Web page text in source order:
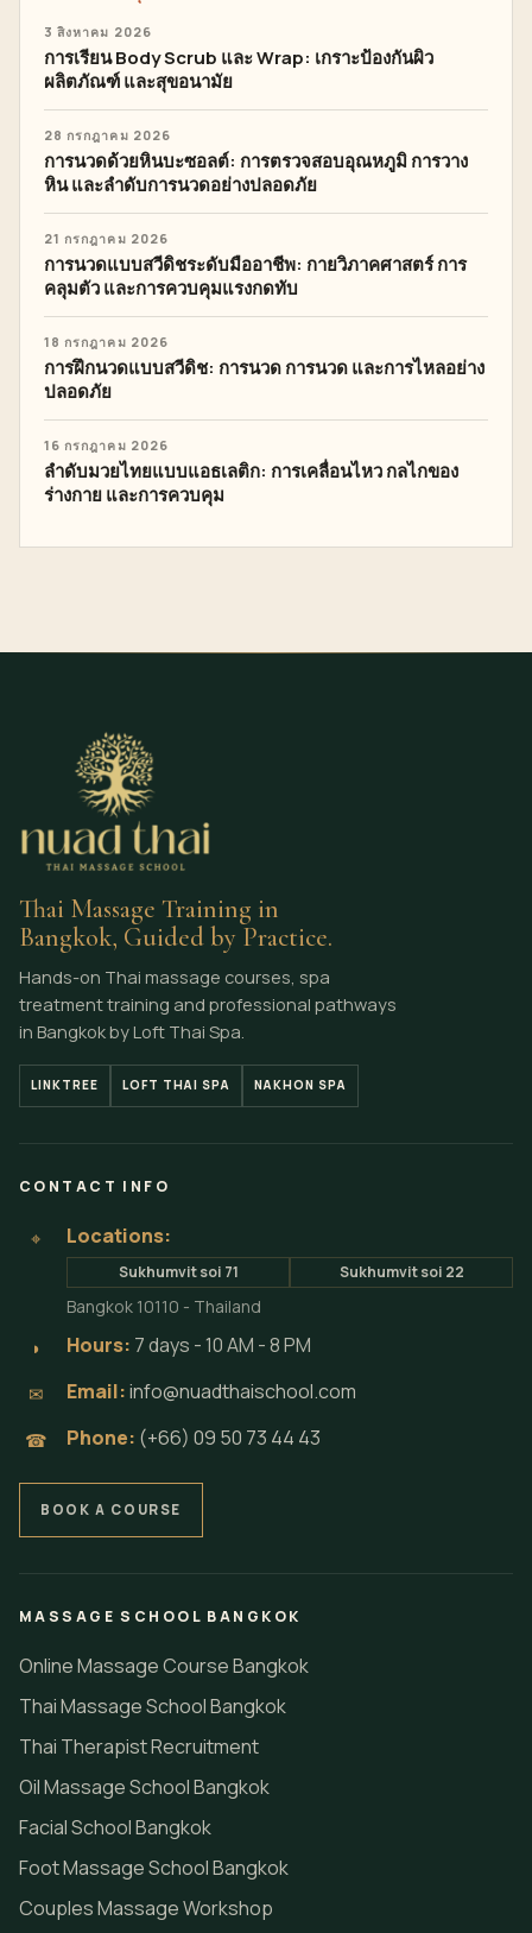
3 สิงหาคม 2026
การเรียน Body Scrub และ Wrap: เกราะป้องกันผิว
ผลิตภัณฑ์ และสุขอนามัย
28 กรกฎาคม 2026
การนวดด้วยหินบะซอลต์: การตรวจสอบอุณหภูมิ การวาง
หิน และลำดับการนวดอย่างปลอดภัย
21 กรกฎาคม 2026
การนวดแบบสวีดิชระดับมืออาชีพ: กายวิภาคศาสตร์ การ
คลุมตัว และการควบคุมแรงกดทับ
18 กรกฎาคม 2026
การฝึกนวดแบบสวีดิช: การนวด การนวด และการไหลอย่าง
ปลอดภัย
16 กรกฎาคม 2026
ลำดับมวยไทยแบบแอธเลติก: การเคลื่อนไหว กลไกของ
ร่างกาย และการควบคุม
Thai Massage Training in
Bangkok, Guided by Practice.
Hands-on Thai massage courses, spa
treatment training and professional pathways
in Bangkok by Loft Thai Spa.
LINKTREE LOFT THAI SPA NAKHON SPA
CONTACT INFO
⌖ Locations:
Sukhumvit soi 71 Sukhumvit soi 22
Bangkok 10110 - Thailand
◗ Hours: 7 days - 10 AM - 8 PM
✉ Email:info@nuadthaischool.com
☎ Phone: (+66) 09 50 73 44 43
BOOK A COURSE
MASSAGE SCHOOL BANGKOK
Online Massage Course Bangkok
Thai Massage School Bangkok
Thai Therapist Recruitment
Oil Massage School Bangkok
Facial School Bangkok
Foot Massage School Bangkok
Couples Massage Workshop